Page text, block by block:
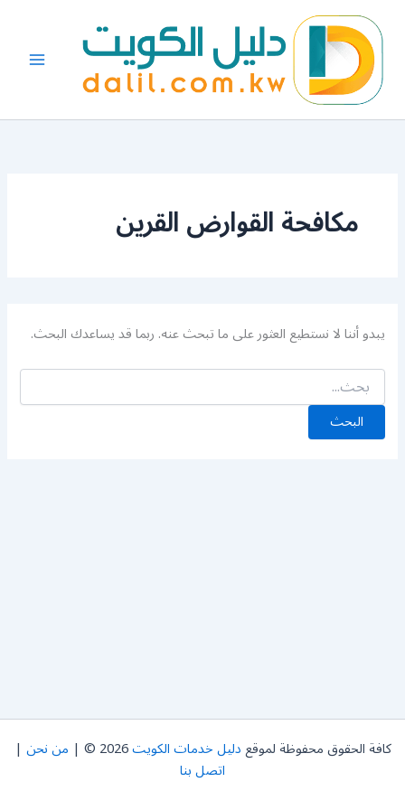
المحتوى
مكافحة القوارض القرين
يبدو أننا لا نستطيع العثور على ما تبحث عنه. ربما قد يساعدك البحث.
عن:
كافة الحقوق محفوظة لموقعدليل خدمات الكويت2026 © | من نحن |
اتصل بنا